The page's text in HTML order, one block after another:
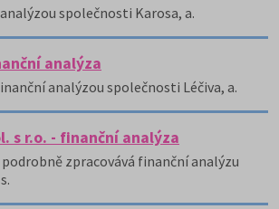
společnosti Karosa, a.
analýza
analýzou společnosti Léčiva, a.
s r.o. - finanční analýza
zpracovává finanční analýzu